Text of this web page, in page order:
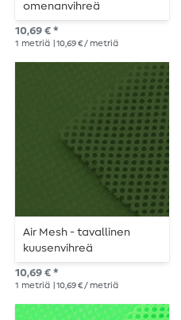
omenanvihreä
10,69 € *
1 metriä | 10,69 € / metriä
Air Mesh - tavallinen
kuusenvihreä
10,69 € *
1 metriä | 10,69 € / metriä